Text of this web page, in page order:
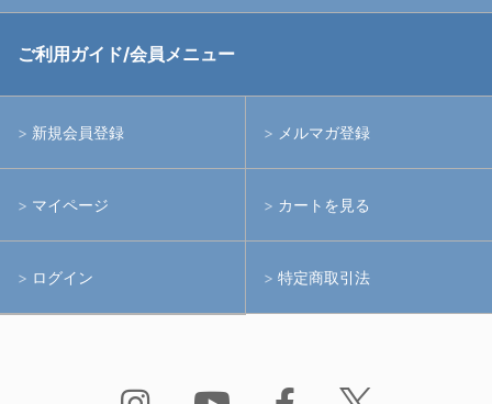
中古アームシステム
水中用品
RGBlue
イノン
フィッシュアイ
ご利用ガイド/会員メニュー
新規会員登録 メルマガ登録
マイページ カートを見る
ログイン 特定商取引法